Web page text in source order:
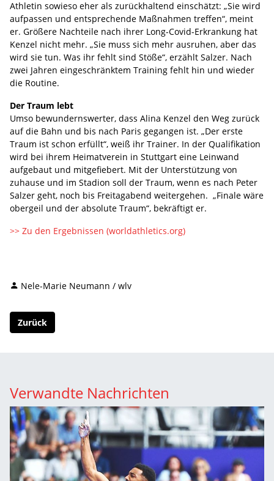
Athletin sowieso eher als zurückhaltend einschätzt: „Sie wird
aufpassen und entsprechende Maßnahmen treffen“, meint
er. Größere Nachteile nach ihrer Long-Covid-Erkrankung hat
Kenzel nicht mehr. „Sie muss sich mehr ausruhen, aber das
wird sie tun. Was ihr fehlt sind Stöße“, erzählt Salzer. Nach
zwei Jahren eingeschränktem Training fehlt hin und wieder
die Routine.
Der Traum lebt
Umso bewundernswerter, dass Alina Kenzel den Weg zurück
auf die Bahn und bis nach Paris gegangen ist. „Der erste
Traum ist schon erfüllt“, weiß ihr Trainer. In der Qualifikation
wird bei ihrem Heimatverein in Stuttgart eine Leinwand
aufgebaut und mitgefiebert. Mit der Unterstützung von
zuhause und im Stadion soll der Traum, wenn es nach Peter
Salzer geht, noch bis Freitagabend weitergehen. „Finale wäre
obergeil und der absolute Traum“, bekräftigt er.
>> Zu den Ergebnissen (worldathletics.org)
Nele-Marie Neumann / wlv
Zurück
Verwandte Nachrichten